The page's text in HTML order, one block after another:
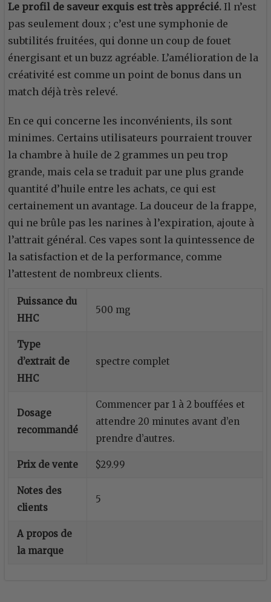
Le profil de saveur exquis est très apprécié. Il n’est
pas seulement doux ; c’est une symphonie de
subtilités fruitées, qui donne un coup de fouet
énergisant et un buzz agréable. L’amélioration de la
créativité est comme un point de bonus dans un
match déjà très relevé.
En ce qui concerne les inconvénients, ils sont
minimes. Certains utilisateurs pourraient trouver
la chambre à huile de 2 grammes un peu trop
grande, mais cela se traduit par une plus grande
quantité d’huile entre les achats, ce qui est
certainement un avantage. La douceur de la frappe,
qui ne brûle pas les narines à l’expiration, ajoute à
l’attrait général. Ces vapes sont la quintessence de
la satisfaction et de la performance, comme
l’attestent de nombreux clients.
Puissance du
HHC
500 mg
Type
d’extrait de
HHC
spectre complet
Dosage
recommandé
Commencer par 1 à 2 bouffées et
attendre 20 minutes avant d’en
prendre d’autres.
Prix de vente $29.99
Notes des
clients
5
A propos de
la marque